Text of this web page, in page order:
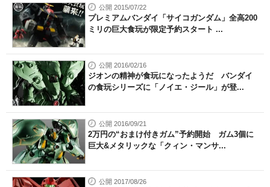
公開 2015/07/22
プレミアムバンダイ「サイコガンダム」全高200
ミリの巨大食玩が限定予約スタート ...
公開 2016/02/16
ジオンの精神が食玩になったようだ バンダイ
の食玩シリーズに「ノイエ・ジール」が登...
公開 2016/09/21
2万円の“おまけ付きガム”予約開始 ガム3個に
巨大&メタリックな「クィン・マンサ...
公開 2017/08/26